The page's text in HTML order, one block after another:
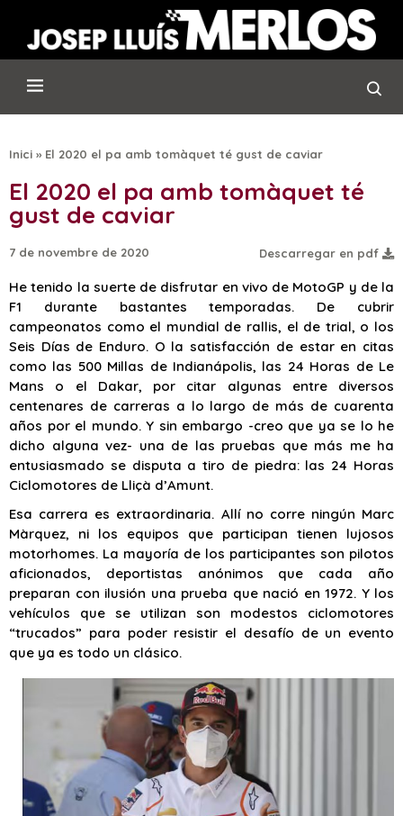
Inici » El 2020 el pa amb tomàquet té gust de caviar
El 2020 el pa amb tomàquet té
gust de caviar
7 de novembre de 2020 Descarregar en pdf
He tenido la suerte de disfrutar en vivo de MotoGP y de la
F1 durante bastantes temporadas. De cubrir
campeonatos como el mundial de rallis, el de trial, o los
Seis Días de Enduro. O la satisfacción de estar en citas
como las 500 Millas de Indianápolis, las 24 Horas de Le
Mans o el Dakar, por citar algunas entre diversos
centenares de carreras a lo largo de más de cuarenta
años por el mundo. Y sin embargo -creo que ya se lo he
dicho alguna vez- una de las pruebas que más me ha
entusiasmado se disputa a tiro de piedra: las 24 Horas
Ciclomotores de Lliçà d’Amunt.
Esa carrera es extraordinaria. Allí no corre ningún Marc
Màrquez, ni los equipos que participan tienen lujosos
motorhomes. La mayoría de los participantes son pilotos
aficionados, deportistas anónimos que cada año
preparan con ilusión una prueba que nació en 1972. Y los
vehículos que se utilizan son modestos ciclomotores
“trucados” para poder resistir el desafío de un evento
que ya es todo un clásico.